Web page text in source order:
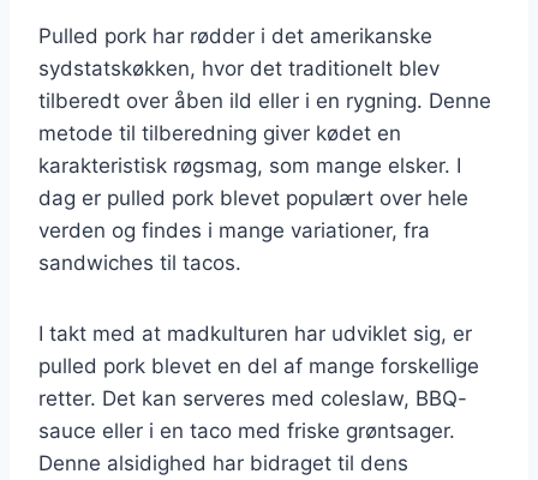
Pulled pork har rødder i det amerikanske
sydstatskøkken, hvor det traditionelt blev
tilberedt over åben ild eller i en rygning. Denne
metode til tilberedning giver kødet en
karakteristisk røgsmag, som mange elsker. I
dag er pulled pork blevet populært over hele
verden og findes i mange variationer, fra
sandwiches til tacos.
I takt med at madkulturen har udviklet sig, er
pulled pork blevet en del af mange forskellige
retter. Det kan serveres med coleslaw, BBQ-
sauce eller i en taco med friske grøntsager.
Denne alsidighed har bidraget til dens